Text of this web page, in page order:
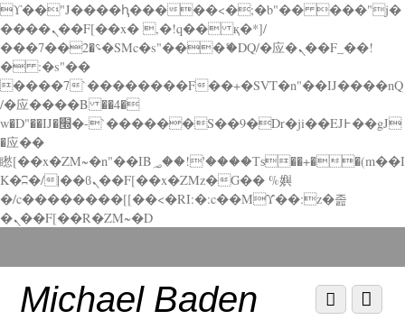
ϒ��"J����ԧ�����<�;�b"�� ���"j�
����ܢ��F[��x� ,�!q�� қ�*]/
���؝�2��7�SMc�s"���ޭ�DQ/�应�ܢ��F_��!
� :�s"��
����7`��������F��+�SVT�n"��IJ����nQ
/�应����B ��4�
w�D"��IJ�׭�-`������S��9�Dr�ji��EJ߅��gJ
�应��
矁[��x�ZM~�n"��IB؃��!'����Тѕ��+��(m��I
K�ʭ�/|��ϐܢ��F[��x�ZMz�G�� %嬩
�/c��������[[��<�RI:�:c��MΎ��:z�졾
�ܢ��F[��R�ZM~�D
down
contentMichael Baden Menu
Scroll
down